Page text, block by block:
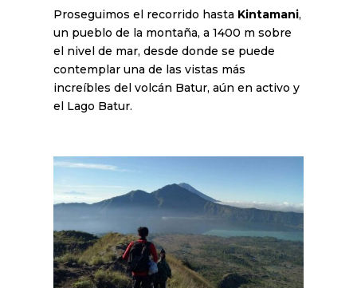
Proseguimos el recorrido hasta Kintamani,
un pueblo de la montaña, a 1400 m sobre
el nivel de mar, desde donde se puede
contemplar una de las vistas más
increíbles del volcán Batur, aún en activo y
el Lago Batur.